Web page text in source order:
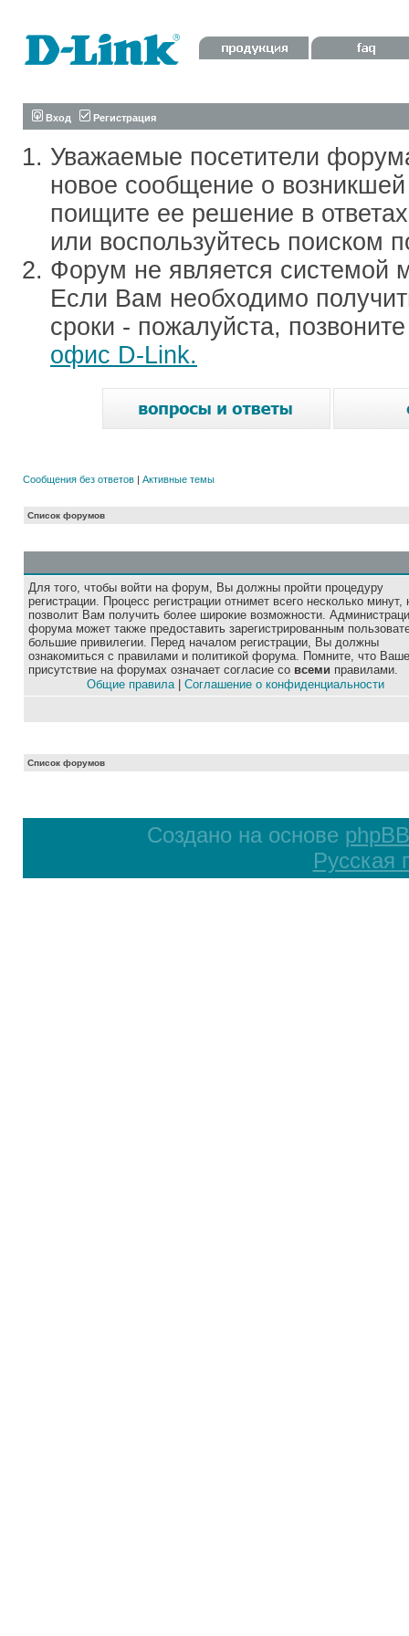
Вход Регистрация
Уважаемые посетители
новое сообщение о
поищите ее решение в
или воспользуйтесь поиском
Форум не является системой
Если Вам необходимо
сроки - пожалуйста,
офис D-Link.
Сообщения без ответов | Активные темы
Список форумов
Для того, чтобы войти на форум, Вы должны пройти процедуру
регистрации. Процесс регистрации отнимет всего несколько минут,
позволит Вам получить более широкие возможности.
форума может также предоставить зарегистрированным
большие привилегии. Перед началом регистрации, Вы должны
ознакомиться с правилами и политикой форума. Помните, что Ваше
присутствие на форумах означает согласие со всеми правилами.
Общие правила| Соглашение о конфиденциальности
Список форумов
Создано на основе phpBB
Русская